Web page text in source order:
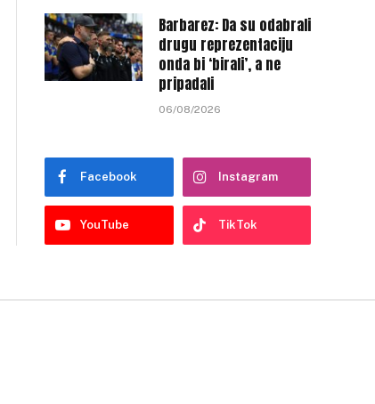
Barbarez: Da su odabrali
drugu reprezentaciju
onda bi ‘birali’, a ne
pripadali
06/08/2026
Facebook Instagram
YouTube TikTok